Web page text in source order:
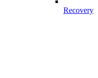
Recovery